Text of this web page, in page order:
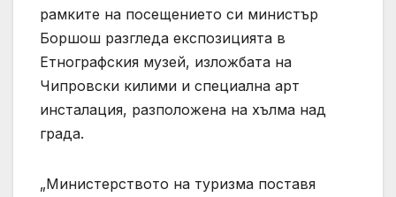
рамките на посещението си министър
Боршош разгледа експозицията в
Етнографския музей, изложбата на
Чипровски килими и специална арт
инсталация, разположена на хълма над
града.
„Министерството на туризма поставя